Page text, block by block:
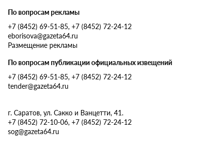
По вопросам рекламы
+7 (8452) 69-51-85, +7 (8452) 72-24-12
eborisova@gazeta64.ru
Размещение рекламы
По вопросам публикации официальных извещений
+7 (8452) 69-51-85, +7 (8452) 72-24-12
tender@gazeta64.ru
г. Саратов, ул. Сакко и Ванцетти, 41.
+7 (8452) 72-10-06, +7 (8452) 72-24-12
sog@gazeta64.ru